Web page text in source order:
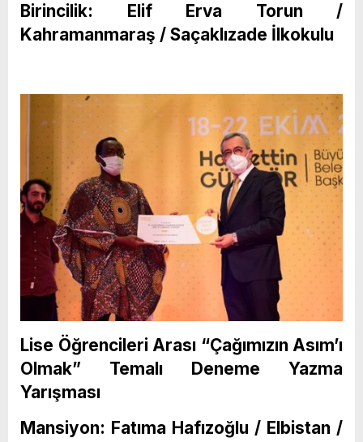
Birincilik: Elif Erva Torun /
Kahramanmaraş / Saçaklızade İlkokulu
Lise Öğrencileri Arası “Çağımızın Asım’ı
Olmak” Temalı Deneme Yazma
Yarışması
Mansiyon: Fatıma Hafızoğlu / Elbistan /